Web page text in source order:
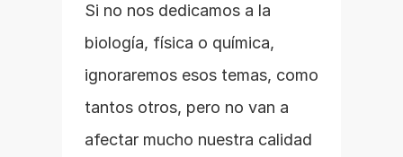
Si no nos dedicamos a la
biología, física o química,
ignoraremos esos temas, como
tantos otros, pero no van a
afectar mucho nuestra calidad